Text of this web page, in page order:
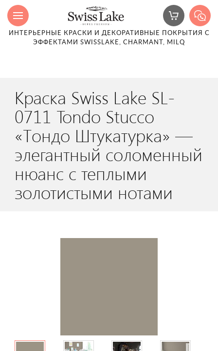
ИНТЕРЬЕРНЫЕ КРАСКИ И ДЕКОРАТИВНЫЕ ПОКРЫТИЯ С
ЭФФЕКТАМИ SWISSLAKE, CHARMANT, MILQ
Краска Swiss Lake SL-
0711 Tondo Stucco
«Тондо Штукатурка» —
элегантный соломенный
нюанс с теплыми
золотистыми нотами